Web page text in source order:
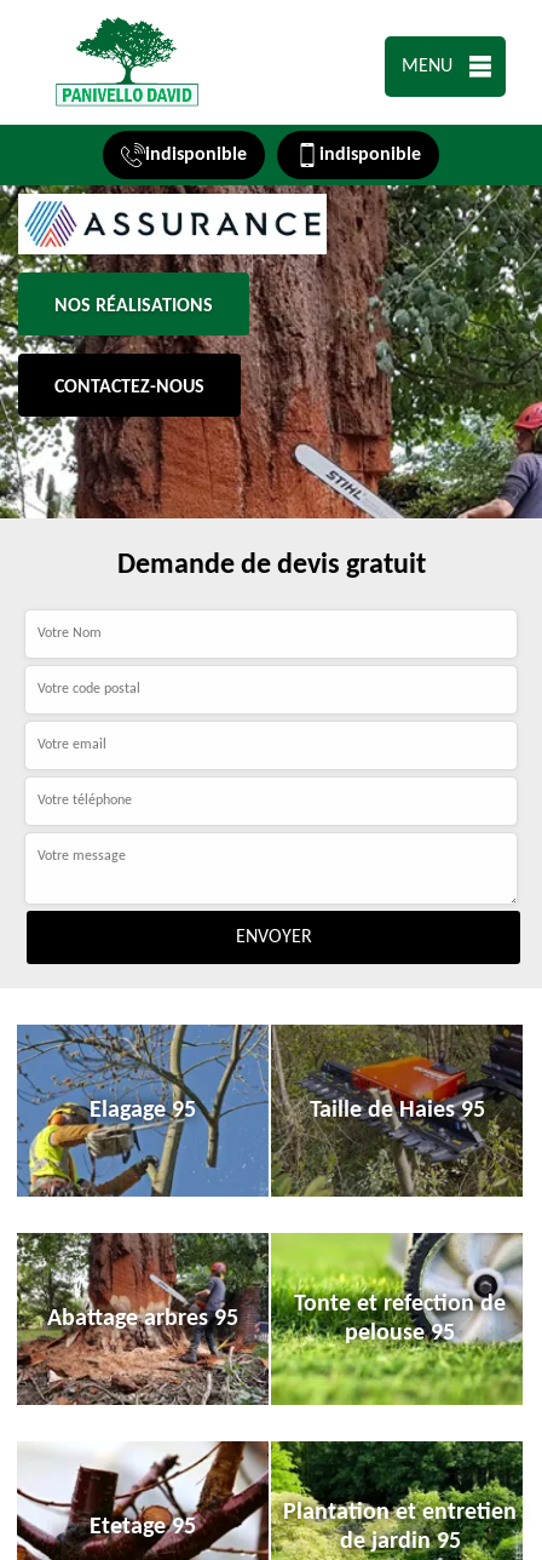
MENU
indisponible indisponible
NOS RÉALISATIONS
CONTACTEZ-NOUS
Demande de devis gratuit
Elagage 95 Taille de Haies 95
Abattage arbres 95
Tonte et refection de
pelouse 95
Etetage 95
Plantation et entretien
de jardin 95